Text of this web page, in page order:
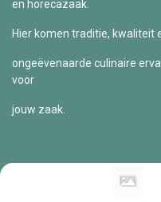
en horecazaak.
Hier komen traditie, kwaliteit
ongeëvenaarde culinaire
voor
jouw zaak.